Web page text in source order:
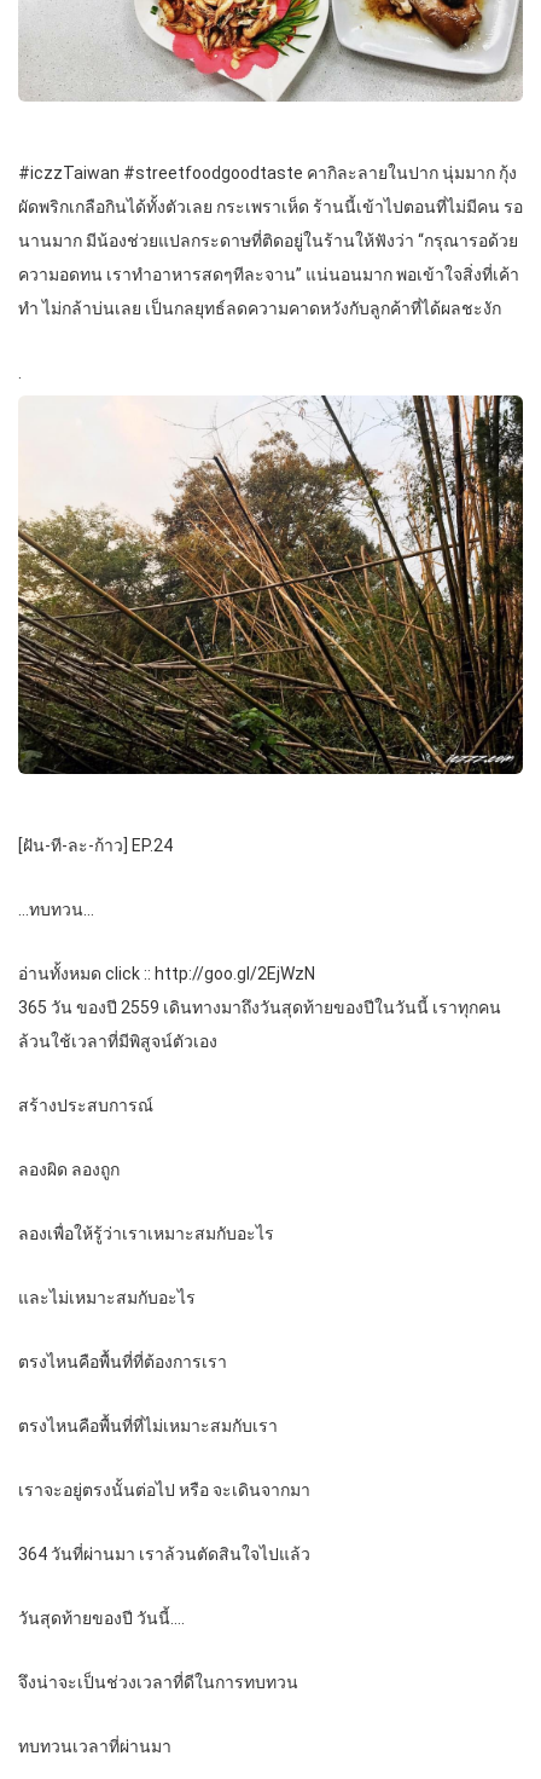
#iczzTaiwan #streetfoodgoodtaste คากิละลายในปาก นุ่มมาก กุ้ง
ผัดพริกเกลือกินได้ทั้งตัวเลย กระเพราเห็ด ร้านนี้เข้าไปตอนที่ไม่มีคน รอ
นานมาก มีน้องช่วยแปลกระดาษที่ติดอยู่ในร้านให้ฟังว่า “กรุณารอด้วย
ความอดทน เราทำอาหารสดๆทีละจาน” แน่นอนมาก พอเข้าใจสิ่งที่เค้า
ทำ ไม่กล้าบ่นเลย เป็นกลยุทธ์ลดความคาดหวังกับลูกค้าที่ได้ผลชะงัก
[ฝัน-ที-ละ-ก้าว] EP.24
…ทบทวน…
อ่านทั้งหมด click :: http://goo.gl/2EjWzN
365 วัน ของปี 2559 เดินทางมาถึงวันสุดท้ายของปีในวันนี้ เราทุกคน
ล้วนใช้เวลาที่มีพิสูจน์ตัวเอง
สร้างประสบการณ์
ลองผิด ลองถูก
ลองเพื่อให้รู้ว่าเราเหมาะสมกับอะไร
และไม่เหมาะสมกับอะไร
ตรงไหนคือพื้นที่ที่ต้องการเรา
ตรงไหนคือพื้นที่ที่ไม่เหมาะสมกับเรา
เราจะอยู่ตรงนั้นต่อไป หรือ จะเดินจากมา
364 วันที่ผ่านมา เราล้วนตัดสินใจไปแล้ว
วันสุดท้ายของปี วันนี้….
จึงน่าจะเป็นช่วงเวลาที่ดีในการทบทวน
ทบทวนเวลาที่ผ่านมา